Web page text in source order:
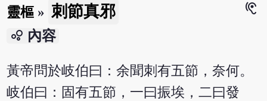
靈樞 » 刺節真邪
hearing
bubble_chart 內容
黃帝問於岐伯曰：余聞刺有五節，奈何。
岐伯曰：固有五節，一曰振埃，二曰發